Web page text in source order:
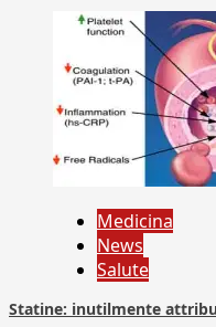
Medicina
News
Salute
Statine: inutilmente